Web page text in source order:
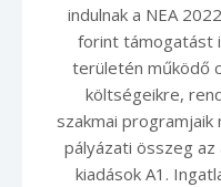
indulnak a NEA
forint támogatást
területén működő
költségeikre,
szakmai
pályázati összeg
kiadások A1.